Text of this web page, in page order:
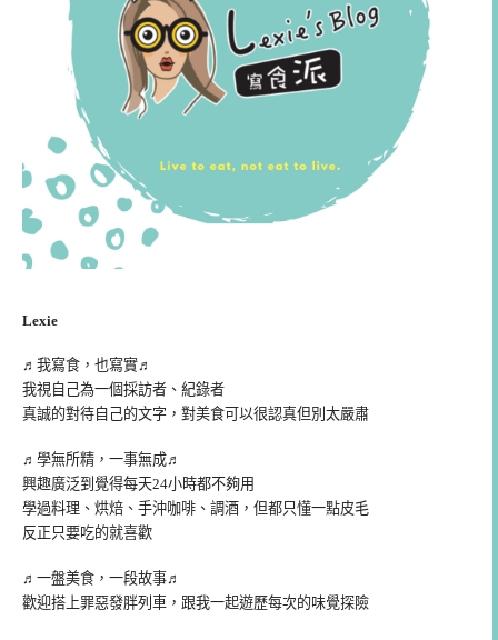
Lexie
♬我寫食，也寫實♬
我視自己為一個採訪者、紀錄者
真誠的對待自己的文字，對美食可以很認真但別太嚴肅
♬學無所精，一事無成♬
興趣廣泛到覺得每天24小時都不夠用
學過料理、烘焙、手沖咖啡、調酒，但都只懂一點皮毛
反正只要吃的就喜歡
♬一盤美食，一段故事♬
歡迎搭上罪惡發胖列車，跟我一起遊歷每次的味覺探險